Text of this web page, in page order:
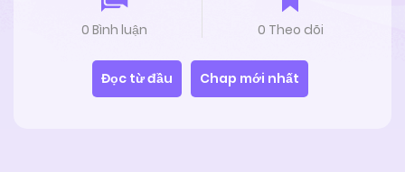
0 Bình luận 0 Theo dõi
Đọc từ đầu Chap mới nhất